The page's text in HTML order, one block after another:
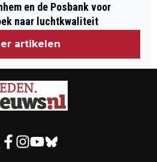
en de Posbank voor
naar luchtkwaliteit
artikelen